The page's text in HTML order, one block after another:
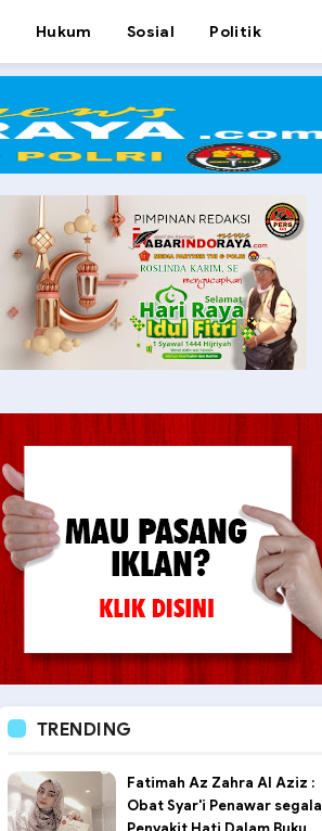
Hukum Sosial Politik
TRENDING
Fatimah Az Zahra Al Aziz :
Obat Syar'i Penawar segala